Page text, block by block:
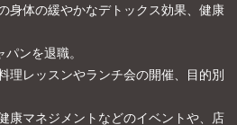
身体の緩やかなデトックス効果、健康
ンを退職。
理レッスンやランチ会の開催、目的別
康マネジメントなどのイベントや、店